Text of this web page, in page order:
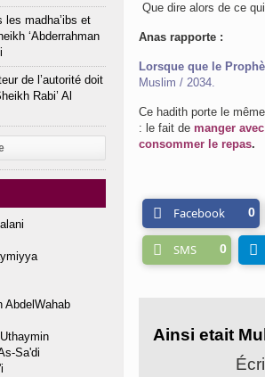
Que dire alors de ce
Anas rapporte :
Muslim / 2034.
Ce hadith porte le
: le fait de manger
consommer le repas.
Facebook 0
SMS 0
les madha’ibs et
‘Abderrahman
de l’autorité doit
Rabi’ Al
AbdelWahab
Sa'di